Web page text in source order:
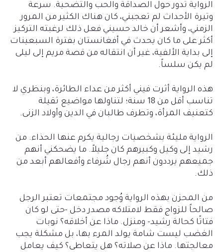
الرواية تدور حول الصداقة والحب والتضحية. سرعة
وتيرة الأحداث لم تعجبني، كان هناك الكثير من المرور
الزمني، وأشعر أن خالد حسيني فعل ذلك لرغبته التركيز
أكثر على ما كان يحدث في أفغانستان بفترة السبعينات
إلى بداية الألفية، غير أن انتقاله من قصة مريم إلى ليلى
لم يكن سلساً.
هذه الرواية أثرت فيني أكثر من عداء الطائرة، وبنظري لا
تناسب أقل من 18 سنة؛ لتناولها مواضيع ثقيلة
كتعنيف المرأة، وتطرف طالبان في الدين وأولاد الزنى.
الرواية مليئة بشخصيات رجالية يكرم عنها الحذاء. من
رشيد إلى وكيل وكبيرهم كان جليلاً. ما يضحكني أنهم
جميعهم يرددون أنهم رجال شُرفاء وأفعالهم أبعد من
ذلك.
من المحزن بهذه الرواية وُجود مجتمعات تعتبر الرجل
صالحاً للزواج فقط لامتلاكه مصدر دخل -حتى لو كان
فتاتًا كحالة رشيد- ومنزل. ماذا عن أخلاقه؟ نوبات
الغضب ليست شامة يولد المرء بها، بل مشكلة يجب
معالجتها. ماذا عن صلاته؟ هل يتعاطى؟ كيف يعامل